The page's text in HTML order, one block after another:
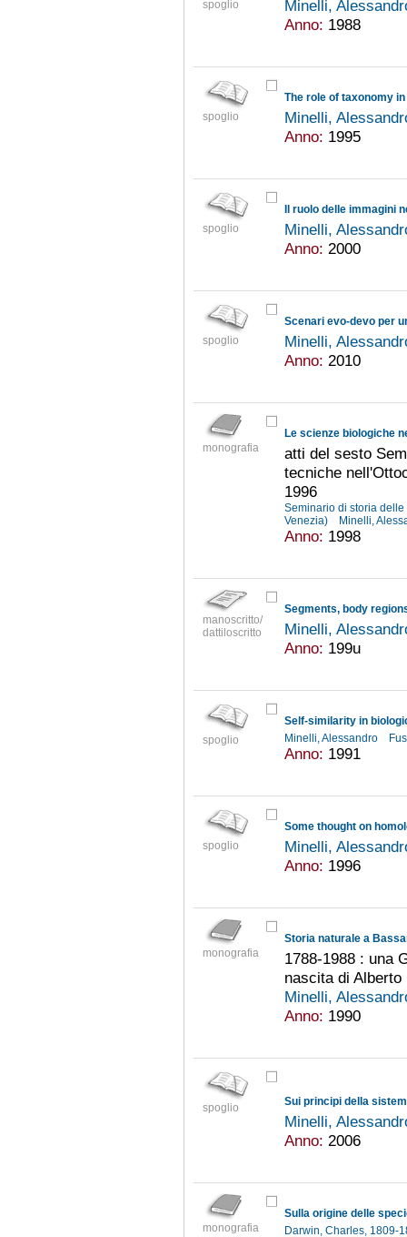
spoglio
Minelli,
Anno: 1988
spoglio
Minelli,
Anno: 1995
spoglio
Minelli,
Anno: 2000
spoglio
Scenari evo-devo per
Minelli,
Anno: 2010
monografia
Le scienze biologiche
atti del sesto
tecniche
1996
Seminario di storia
Venezia)
Minelli,
Anno: 1998
manoscritto/
dattiloscritto
Minelli,
Anno: 199u
spoglio
Self-similarity in
Minelli, Alessandro
Anno: 1991
spoglio
Some thought on
Minelli,
Anno: 1996
monografia
Storia naturale a
1788-1988 : una
nascita di
Minelli,
Anno: 1990
spoglio Sui principi della
Minelli,
Anno: 2006
monografia Darwin, Charles, 1809-